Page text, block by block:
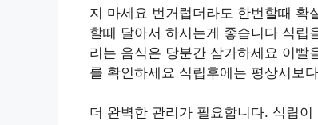
지 마세요 번거럽더라도 한번할때 확
할때 달아서 하시는게 좋습니다 식립
리는 음식은 당분간 삼가하세요 이빨
를 확인하세요 식립후에는 평상시보
더 완벽한 관리가 필요합니다. 식립